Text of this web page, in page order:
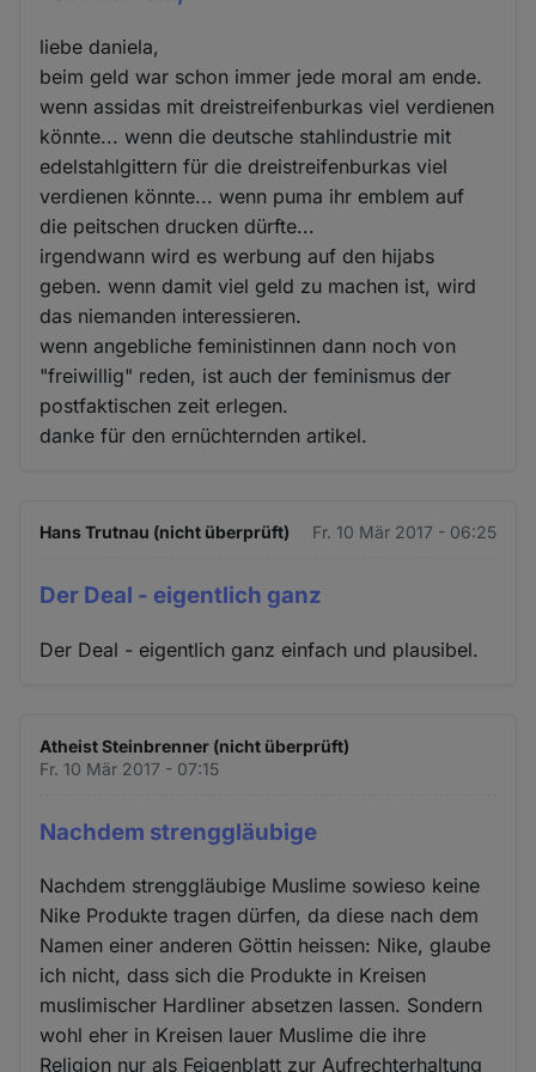
liebe daniela,
beim geld war schon immer jede moral am ende.
wenn assidas mit dreistreifenburkas viel verdienen
könnte... wenn die deutsche stahlindustrie mit
edelstahlgittern für die dreistreifenburkas viel
verdienen könnte... wenn puma ihr emblem auf
die peitschen drucken dürfte...
irgendwann wird es werbung auf den hijabs
geben. wenn damit viel geld zu machen ist, wird
das niemanden interessieren.
wenn angebliche feministinnen dann noch von
"freiwillig" reden, ist auch der feminismus der
postfaktischen zeit erlegen.
danke für den ernüchternden artikel.
Hans Trutnau (nicht überprüft) Fr. 10 Mär 2017 - 06:25
Der Deal - eigentlich ganz
Der Deal - eigentlich ganz einfach und plausibel.
Atheist Steinbrenner (nicht überprüft)
Fr. 10 Mär 2017 - 07:15
Nachdem strenggläubige
Nachdem strenggläubige Muslime sowieso keine
Nike Produkte tragen dürfen, da diese nach dem
Namen einer anderen Göttin heissen: Nike, glaube
ich nicht, dass sich die Produkte in Kreisen
muslimischer Hardliner absetzen lassen. Sondern
wohl eher in Kreisen lauer Muslime die ihre
Religion nur als Feigenblatt zur Aufrechterhaltung